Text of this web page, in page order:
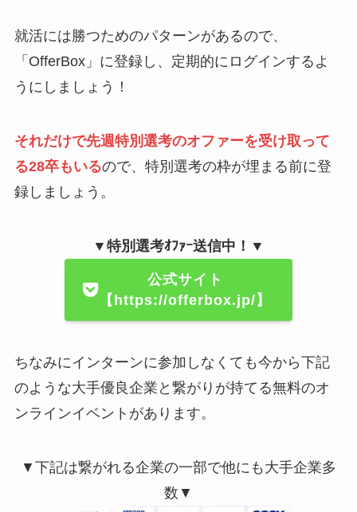
就活には勝つためのパターンがあるので、
「OfferBox」に登録し、定期的にログインするよ
うにしましょう！
それだけで先週特別選考のオファーを受け取って
る28卒もいるので、特別選考の枠が埋まる前に登
録しましょう。
▼特別選考ｵﾌｧｰ送信中！▼
公式サイト
【https://offerbox.jp/】
ちなみにインターンに参加しなくても今から下記
のような大手優良企業と繋がりが持てる無料のオ
ンラインイベントがあります。
▼下記は繋がれる企業の一部で他にも大手企業多
数▼